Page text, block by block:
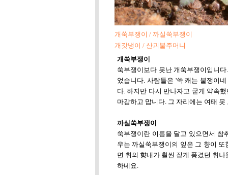
개쑥부쟁이 / 까실쑥부쟁이
개갓냉이 / 산괴불주머니
개쑥부쟁이
쑥부쟁이보다 못난 개쑥부쟁이입니
었습니다. 사람들은 '쑥 캐는 불쟁이
다. 하지만 다시 만나자고 굳게 약속
마감하고 맙니다. 그 자리에는 여태
까실쑥부쟁이
쑥부쟁이란 이름을 달고 있으면서 참
우는 까실쑥부쟁이의 잎은 그 향이
면 취의 향내가 훨씬 짙게 풍겼던 취
하네요.